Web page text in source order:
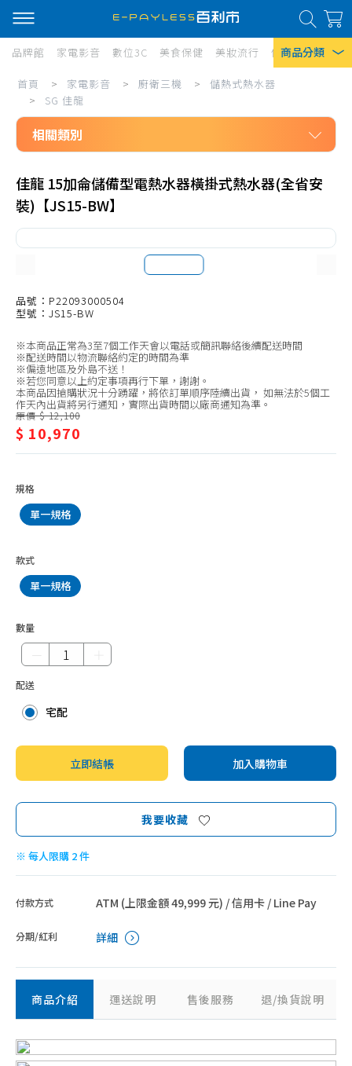
商品分類
熱門搜尋
風扇
口罩
除濕機
衛生紙
品牌館 家電影音 數位3C 美食保健 美妝流行 傢俱寢具 居
家
影
音/
廚
衛
三
熱
式
熱
水
器/SG
佳
首頁 > 家電影音 > 廚衛三機 >
儲熱式熱水器
>
SG 佳龍
相關類別
廚衛三機
SAKURA 櫻花
JTL 喜特麗
SG 佳龍
HMK 鴻茂
其他
佳龍 15加侖儲備型電熱水器橫掛式熱水器(全省安
裝)【JS15-BW】
品號：P22093000504
型號：JS15-BW
※本商品正常為3至7個工作天會以電話或簡訊聯絡後續配送時間
※配送時間以物流聯絡約定的時間為準
※偏遠地區及外島不送！
※若您同意以上約定事項再行下單，謝謝。
本商品因搶購狀況十分踴躍，將依訂單順序陸續出貨， 如無法於5個工
作天內出貨將另行通知，實際出貨時間以廠商通知為準。
原價 $ 12,100
$ 10,970
規格
單一規格
款式
單一規格
數量
配送
宅配
立即結帳 加入購物車
我要收藏
※ 每人限購 2 件
付款方式 ATM (上限金額 49,999 元) / 信用卡 / Line Pay
分期/紅利 詳細
商品介紹 運送說明 售後服務 退/換貨說明